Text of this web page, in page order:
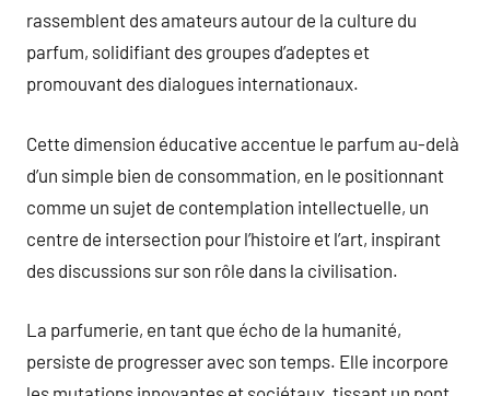
rassemblent des amateurs autour de la culture du
parfum, solidifiant des groupes d’adeptes et
promouvant des dialogues internationaux.
Cette dimension éducative accentue le parfum au-delà
d’un simple bien de consommation, en le positionnant
comme un sujet de contemplation intellectuelle, un
centre de intersection pour l’histoire et l’art, inspirant
des discussions sur son rôle dans la civilisation.
La parfumerie, en tant que écho de la humanité,
persiste de progresser avec son temps. Elle incorpore